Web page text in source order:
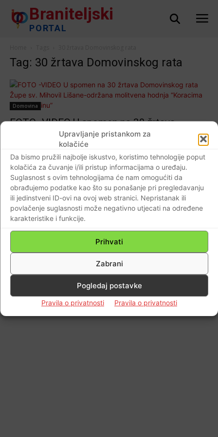
Upravljanje pristankom za
kolačiće
Da bismo pružili najbolje iskustvo, koristimo tehnologije poput
kolačića za čuvanje i/ili pristup informacijama o uređaju.
Suglasnost s ovim tehnologijama će nam omogućiti da
obrađujemo podatke kao što su ponašanje pri pregledavanju
ili jedinstveni ID-ovi na ovoj web stranici. Nepristanak ili
povlačenje suglasnosti može negativno utjecati na određene
karakteristike i funkcije.
Prihvati
Zabrani
Pogledaj postavke
Pravila o privatnosti Pravila o privatnosti
Braniteljski
PORTAL
Tag: 30 žrtava Domovinskog rata
Domovina
FOTO -VIDEO U spomen na 30 žrtava
Domovinskog rata Župe sv. Mihovil Lišane-
održana molitvena hodnja “Koracima nade u
istinu”
Braniteljski portal - 18.07.2019
Impressum Kontaktirajte nas
© Newspaper WordPress Theme by TagDiv